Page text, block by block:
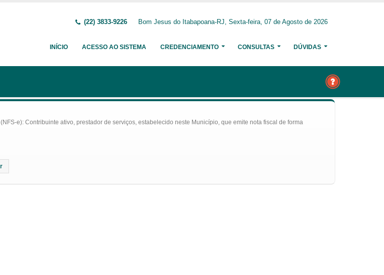
(22) 3833-9226 Bom Jesus do Itabapoana-RJ, Sexta-feira, 07 de Agosto de 2026
INÍCIO ACESSO AO SISTEMA CREDENCIAMENTO CONSULTAS DÚVIDAS
e): Contribuinte ativo, prestador de serviços, estabelecido neste Município, que emite nota fiscal de forma